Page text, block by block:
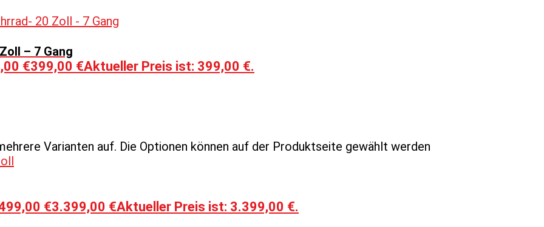
– 7 Gang
€399,00 €Aktueller Preis ist: 399,00 €.
Varianten auf. Die Optionen können auf der Produktseite gewählt werden
€3.399,00 €Aktueller Preis ist: 3.399,00 €.